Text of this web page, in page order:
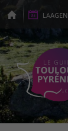
LA